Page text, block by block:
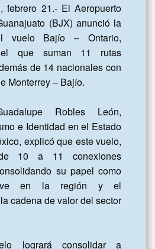
febrero 21.- El Aeropuerto
(BJX) anunció la
vuelo Bajío – Ontario,
que suman 11 rutas
de 14 nacionales con
Monterrey – Bajío.
Robles León,
e Identidad en el Estado
explicó que este vuelo,
10 a 11 conexiones
su papel como
en la región y el
cadena de valor del sector
logrará consolidar a